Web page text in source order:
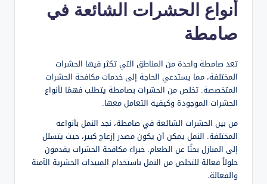
أنواع الحشرات الشائعة في
صامطة
تعد صامطة واحدة من المناطق التي تكثر فيها الحشرات
المختلفة، مما يستدعي الحاجة إلى خدمات مكافحة الحشرات
المتخصصة. تخلص من الحشرات بصامطة يتطلب فهمًا لأنواع
الحشرات الموجودة وكيفية التعامل معها.
من بين الحشرات الشائعة في صامطة، نجد النمل بأنواعه
المختلفة. النمل يمكن أن يكون مصدر إزعاج كبير، حيث يتسلل
إلى المنازل بحثًا عن الطعام. خبراء مكافحة الحشرات يقدمون
حلولاً فعالة للتخلص من النمل باستخدام المبيدات الحشرية الآمنة
والفعالة.